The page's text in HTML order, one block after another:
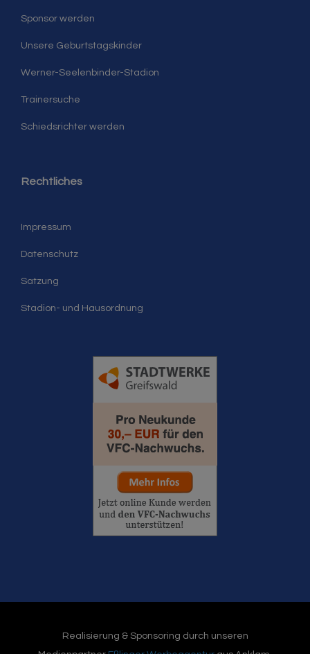
Sponsor werden
Unsere Geburtstagskinder
Werner-Seelenbinder-Stadion
Trainersuche
Schiedsrichter werden
Rechtliches
Impressum
Datenschutz
Satzung
Stadion- und Hausordnung
Realisierung & Sponsoring durch unseren